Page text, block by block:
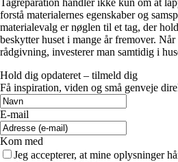
forstå materialernes egenskaber og
materialevalg er nøglen til et tag, der
beskytter huset i mange år fremover.
rådgivning, investerer man samtidig i
Hold dig opdateret – tilmeld dig
Få inspiration, viden og små genveje
E-mail
Kom med
Jeg accepterer, at mine oplysninger